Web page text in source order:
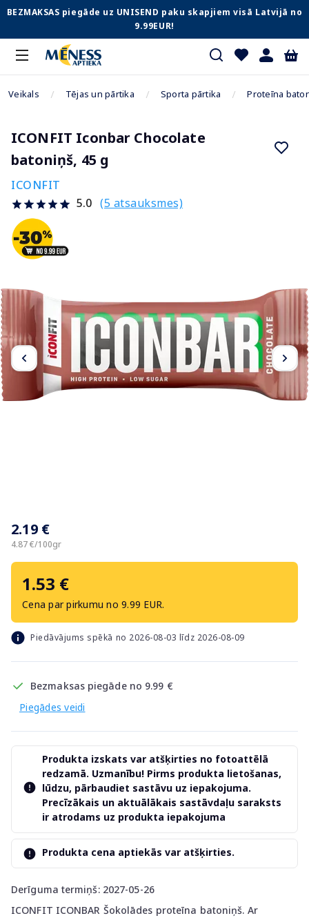
BEZMAKSAS piegāde uz UNISEND paku skapjiem visā Latvijā no
9.99EUR!
Veikals Tējas un pārtika Sporta pārtika Proteīna
ICONFIT Iconbar Chocolate
batoniņš, 45 g
ICONFIT
5.0 (5 atsauksmes)
2.19 €
4.87 €/100gr
1.53 €
Cena par pirkumu no 9.99 EUR.
Piedāvājums spēkā no 2026-08-03 līdz 2026-08-09
Bezmaksas piegāde no 9.99 €
Piegādes veidi
Derīguma termiņš: 2027-05-26
ICONFIT ICONBAR Šokolādes proteīna batoniņš. Ar
Produkta izskats var atšķirties no fotoattēlā
redzamā. Uzmanību! Pirms produkta lietošanas,
lūdzu, pārbaudiet sastāvu uz iepakojuma.
Precīzākais un aktuālākais sastāvdaļu saraksts
ir atrodams uz produkta iepakojuma
Produkta cena aptiekās var atšķirties.